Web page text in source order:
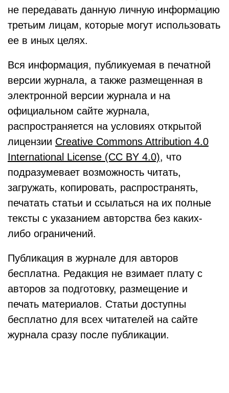
не передавать данную личную информацию
третьим лицам, которые могут использовать
ее в иных целях.
Вся информация, публикуемая в печатной
версии журнала, а также размещенная в
электронной версии журнала и на
официальном сайте журнала,
распространяется на условиях открытой
лицензии Creative Commons Attribution 4.0
International License (CC BY 4.0), что
подразумевает возможность читать,
загружать, копировать, распространять,
печатать статьи и ссылаться на их полные
тексты с указанием авторства без каких-
либо ограничений.
Публикация в журнале для авторов
бесплатна. Редакция не взимает плату с
авторов за подготовку, размещение и
печать материалов. Статьи доступны
бесплатно для всех читателей на сайте
журнала сразу после публикации.